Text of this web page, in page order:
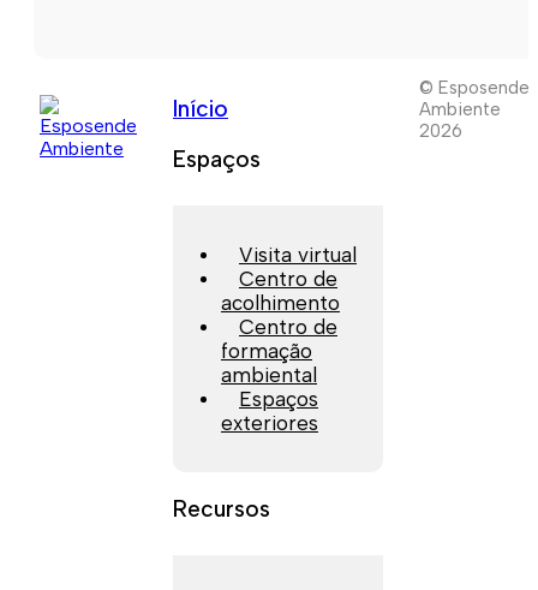
Início
Espaços
Visita virtual
Centro de
acolhimento
Centro de
formação
ambiental
Espaços
exteriores
Recursos
© Esposende
Ambiente
2026